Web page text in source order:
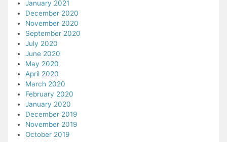
January 2021
December 2020
November 2020
September 2020
July 2020
June 2020
May 2020
April 2020
March 2020
February 2020
January 2020
December 2019
November 2019
October 2019